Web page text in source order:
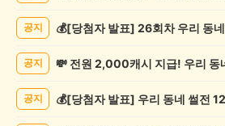
악/
공지
공지
공지